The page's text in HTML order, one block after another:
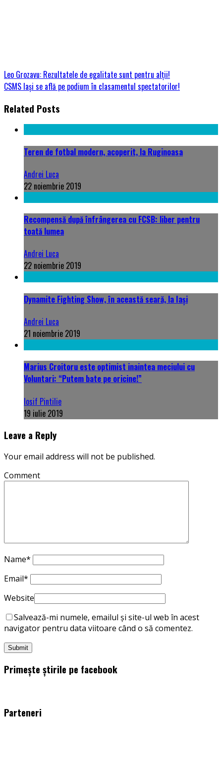
Leo Grozavu: Rezultatele de egalitate sunt pentru alții!
CSMS Iași se află pe podium în clasamentul spectatorilor!
Related Posts
Teren de fotbal modern, acoperit, la Ruginoasa
Andrei Luca
22 noiembrie 2019
Recompensă după înfrângerea cu FCSB: liber pentru
toată lumea
Andrei Luca
22 noiembrie 2019
Dynamite Fighting Show, în această seară, la Iași
Andrei Luca
21 noiembrie 2019
Marius Croitoru este optimist inaintea meciului cu
Voluntari: “Putem bate pe oricine!”
Iosif Pintilie
19 iulie 2019
Leave a Reply
Your email address will not be published.
Comment
Name*
Email*
Website
Salvează-mi numele, emailul și site-ul web în acest
navigator pentru data viitoare când o să comentez.
Primește știrile pe facebook
Parteneri